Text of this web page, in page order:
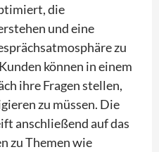
die
und eine
zu
können in einem
ihre Fragen stellen,
zu müssen. Die
anschließend auf das
zu Themen wie